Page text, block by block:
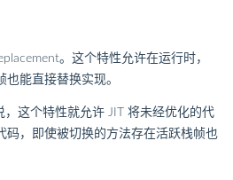
。这个特性允许在运行时，
也能直接替换实现。
，这个特性就允许 JIT 将未经优化的代
码，即使被切换的方法存在活跃栈帧也